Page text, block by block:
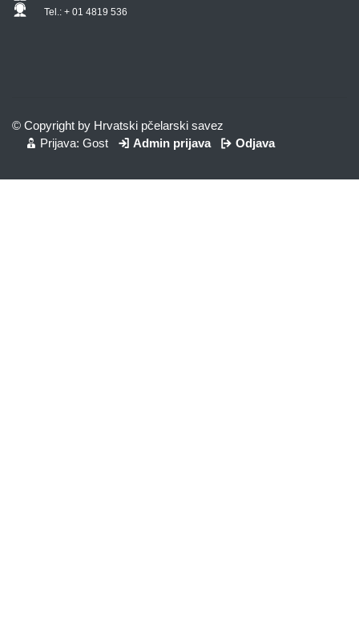
Tel.: + 01 4819 536
© Copyright by Hrvatski pčelarski savez
Prijava: Gost
Admin prijava Odjava